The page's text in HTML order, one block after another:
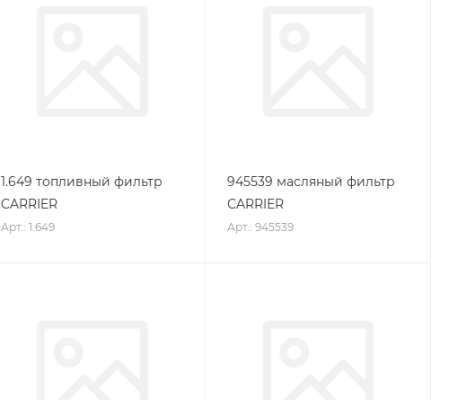
1.649 топливный фильтр
CARRIER
Арт.: 1.649
945539 масляный фильтр
CARRIER
Арт.: 945539